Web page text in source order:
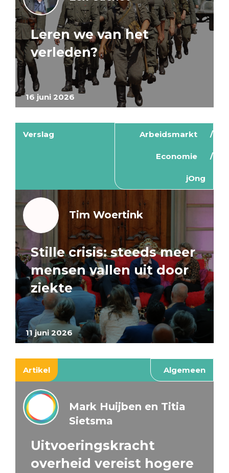
16 juni 2026
Leren we van het
verleden?
Verslag Arbeidsmarkt
Economie
jOng
11 juni 2026
Tim Woertink
Stille crisis: steeds meer
mensen vallen uit door
ziekte
Artikel Algemeen
Mark Huijben en Titia
Sietsma
Uitvoeringskracht
overheid vereist hogere